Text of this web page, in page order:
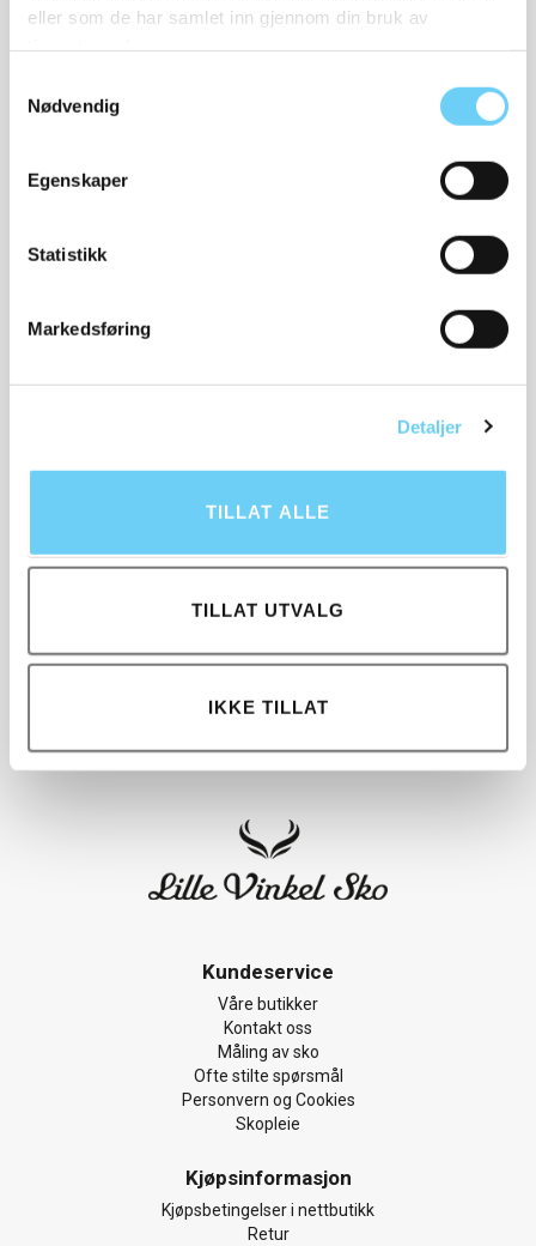
eller som de har samlet inn gjennom din bruk av
Nødvendig
Egenskaper
Statistikk
Markedsføring
Detaljer
TILLAT ALLE
TILLAT UTVALG
IKKE TILLAT
Sneakers Bback 0524
2 998,-
Kundeservice
Våre butikker
Kontakt oss
Måling av sko
Ofte stilte spørsmål
Personvern og Cookies
Skopleie
Kjøpsinformasjon
Kjøpsbetingelser i nettbutikk
Retur